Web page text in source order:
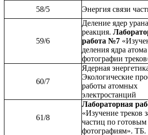
58/5 Энергия связи
59/6
Деление ядер
реакция.
работа №7
деления ядра
фотографии
60/7
Ядерная
Экологические
работы атомных
электростанций
61/8
Лабораторная
«Изучение треков
частиц по готовым
фотографиям». ТБ.